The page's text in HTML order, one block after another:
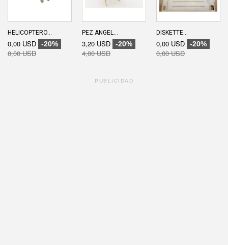
HELICOPTERO...
0,00 USD -20%
0,00 USD
PEZ ANGEL...
3,20 USD -20%
4,00 USD
DISKETTE...
0,00 USD -20%
0,00 USD
PUBLICIDAD